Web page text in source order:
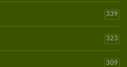
339
323
309